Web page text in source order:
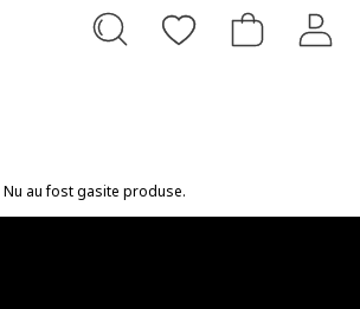
Nu au fost gasite produse.